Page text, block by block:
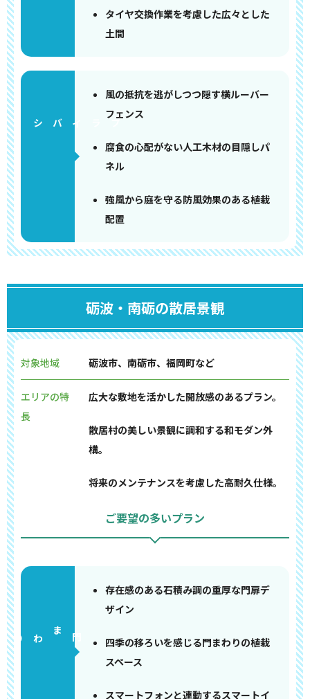
タイヤ交換作業を考慮した広々とした
土間
風の抵抗を逃がしつつ隠す横ルーバー
フェンス
腐食の心配がない人工木材の目隠しパ
ネル
強風から庭を守る防風効果のある植栽
配置
砺波・南砺の散居景観
対象地域 砺波市、南砺市、福岡町など
エリアの特
長
広大な敷地を活かした開放感のあるプラン。
散居村の美しい景観に調和する和モダン外
構。
将来のメンテナンスを考慮した高耐久仕様。
ご要望の多いプラン
門まわり
存在感のある石積み調の重厚な門扉デ
ザイン
四季の移ろいを感じる門まわりの植栽
スペース
スマートフォンと連動するスマートイ